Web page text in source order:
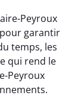
Peyroux
garantir
temps, les
qui rend le
Peyroux